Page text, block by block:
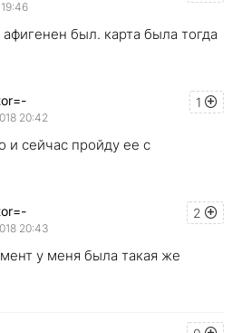
был. карта была тогда
1
20:42
и сейчас пройду ее с
2
20:43
у меня была такая же